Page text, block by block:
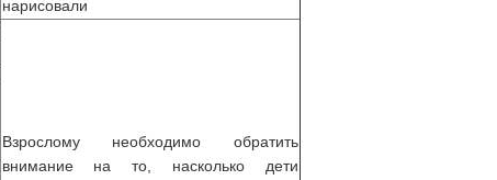
нарисовали
Взрослому необходимо обратить
внимание на то, насколько дети